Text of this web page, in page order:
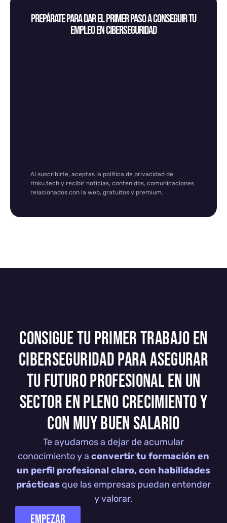
Prepárate para dar el primer paso a conseguir tu
empleo en ciberseguridad
Al suscribirte, aceptas la política de privacidad de
rinku.tech y recibir noticias, contenidos, comunicaciones
relacionados con la web, gratuitos y premium.
CONSIGUE TU PRIMER TRABAJO EN
CIBERSEGURIDAD PARA ASEGURAR
TU FUTURO PROFESIONAL EN UN
SECTOR EN PLENO CRECIMIENTO Y
CON MUY BUEN SALARIO
Te ayudamos a dejar de acumular
conocimiento y a convertir tu formación en
un perfil profesional claro, con habilidades
prácticas que las empresas puedan entender
y valorar.
EMPEZAR